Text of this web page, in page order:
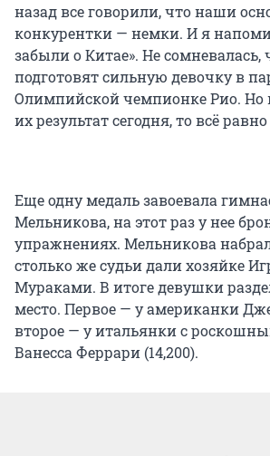
назад все говорили, что наши
конкурентки — немки. И я
забыли о Китае». Не сомневалась,
подготовят сильную девочку в
Олимпийской чемпионке Рио. Но
их результат сегодня, то всё
Еще одну медаль завоевала
Мельникова, на этот раз у нее
упражнениях. Мельникова
столько же судьи дали хозяйке
Мураками. В итоге девушки
место. Первое — у американки
второе — у итальянки с
Ванесса Феррари (14,200).